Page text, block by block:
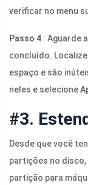
verificar no menu
Passo 4 : Aguarde
concluído.
espaço e são
neles e selecione
#3.
Desde que você
partições no disco,
partição para